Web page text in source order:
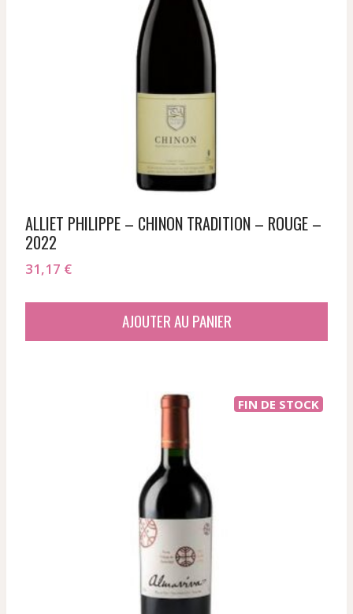
ALLIET PHILIPPE – CHINON TRADITION – ROUGE –
2022
31,17 €
AJOUTER AU PANIER
FIN DE STOCK